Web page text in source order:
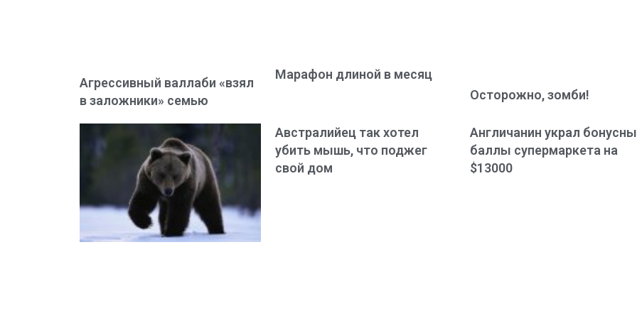
Агрессивный валлаби «взял
в заложники» семью
Марафон длиной в месяц
Осторожно, зомби!
Австралийец так хотел
убить мышь, что поджег
свой дом
Англичанин украл
баллы супермаркета на
$13000